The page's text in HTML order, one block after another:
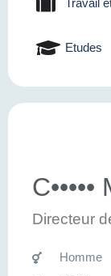
Travail
Etudes
C•••••
Directeur
Homme